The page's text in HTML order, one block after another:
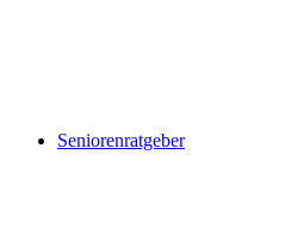
Seniorenratgeber